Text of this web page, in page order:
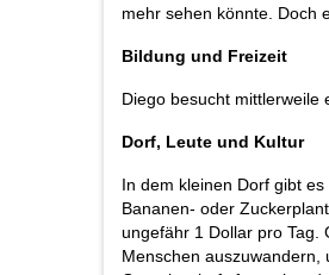
mehr sehen könnte. Doch
Bildung und Freizeit
Diego besucht mittlerweile
Dorf, Leute und Kultur
In dem kleinen Dorf gibt
Bananen- oder
ungefähr 1 Dollar pro Tag.
Menschen auszuwandern,